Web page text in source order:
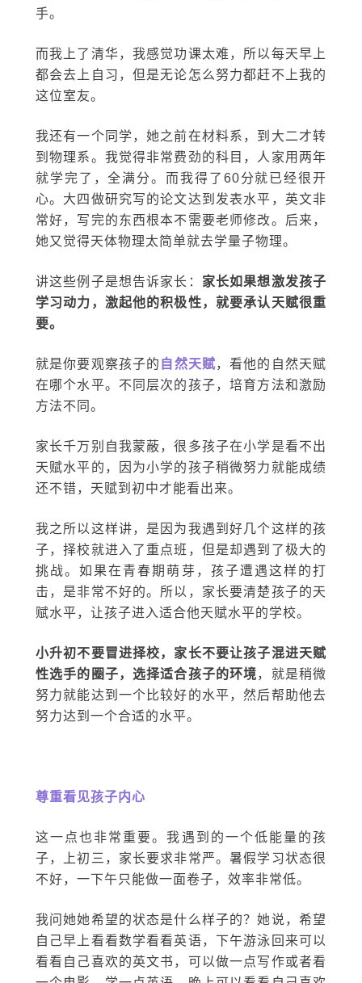
手。
而我上了清华，我感觉功课太难，所以每天早上
都会去上自习，但是无论怎么努力都赶不上我的
这位室友。
我还有一个同学，她之前在材料系，到大二才转
到物理系。我觉得非常费劲的科目，人家用两年
就学完了，全满分。而我得了60分就已经很开
心。大四做研究写的论文达到发表水平，英文非
常好，写完的东西根本不需要老师修改。后来，
她又觉得天体物理太简单就去学量子物理。
讲这些例子是想告诉家长： 家长如果想激发孩子
学习动力，激起他的积极性，就要承认天赋很重
要。
就是你要观察孩子的 自然天赋，看他的自然天赋
在哪个水平。不同层次的孩子，培育方法和激励
方法不同。
家长千万别自我蒙蔽，很多孩子在小学是看不出
天赋水平的，因为小学的孩子稍微努力就能成绩
还不错，天赋到初中才能看出来。
我之所以这样讲，是因为我遇到好几个这样的孩
子，择校就进入了重点班，但是却遇到了极大的
挑战。如果在青春期萌芽，孩子遭遇这样的打
击，是非常不好的。所以，家长要清楚孩子的天
赋水平，让孩子进入适合他天赋水平的学校。
小升初不要冒进择校，家长不要让孩子混进天赋
性选手的圈子，选择适合孩子的环境，就是稍微
努力就能达到一个比较好的水平，然后帮助他去
努力达到一个合适的水平。
尊重看见孩子内心
这一点也非常重要。我遇到的一个低能量的孩
子，上初三，家长要求非常严。暑假学习状态很
不好，一下午只能做一面卷子，效率非常低。
我问她她希望的状态是什么样子的？她说，希望
自己早上看看数学看看英语，下午游泳回来可以
看看自己喜欢的英文书，可以做一点写作或者看